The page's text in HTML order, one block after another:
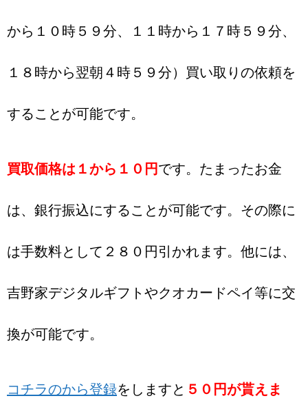
から１０時５９分、１１時から１７時５９分、
１８時から翌朝４時５９分）買い取りの依頼を
することが可能です。
買取価格は１から１０円です。たまったお金
は、銀行振込にすることが可能です。その際に
は手数料として２８０円引かれます。他には、
吉野家デジタルギフトやクオカードペイ等に交
換が可能です。
コチラのから登録をしますと ５０円が貰えま